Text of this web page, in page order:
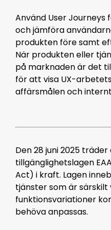
Använd User
och jämföra
produkten före samt
När produkten eller
på marknaden är det
för att visa UX-
affärsmålen och
Den 28 juni 2025
tillgänglighetslagen
Act) i kraft. Lagen
tjänster som är
funktionsvariationer
behöva anpassas.